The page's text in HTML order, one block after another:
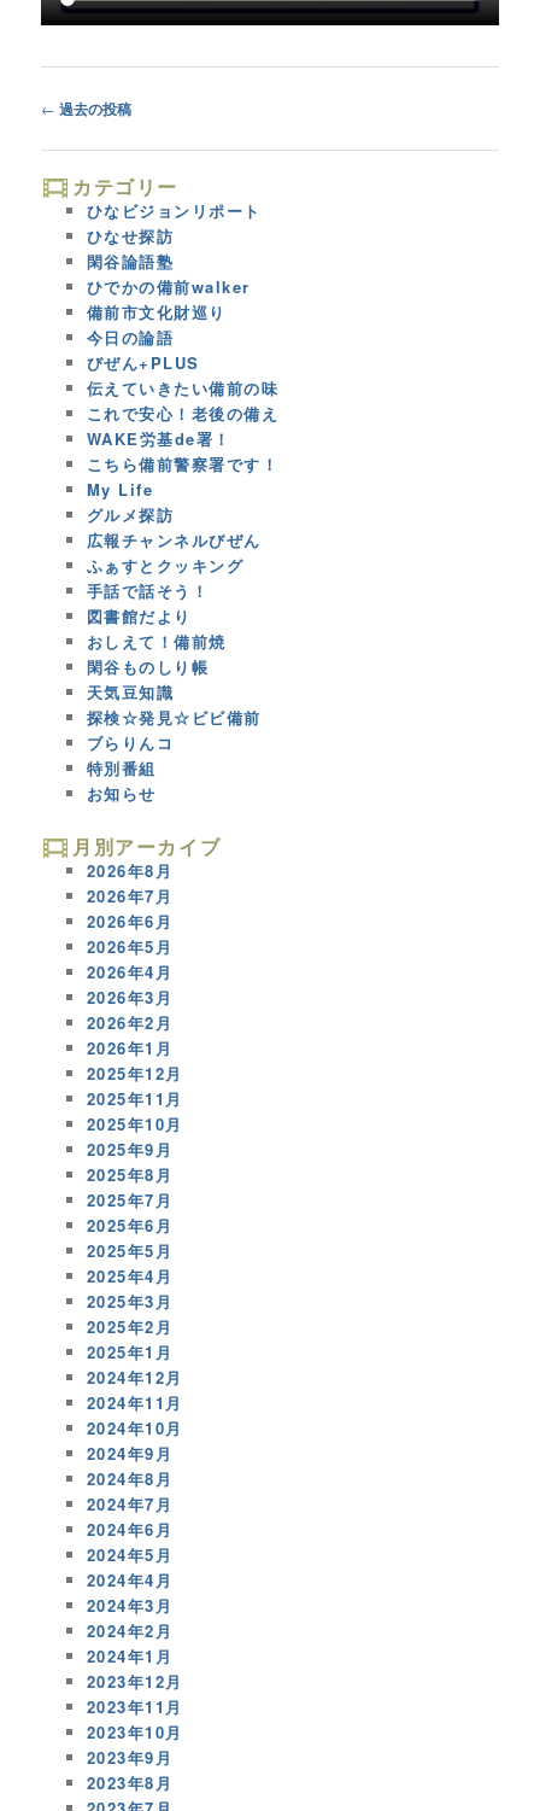
Post
← 過去の投稿
カテゴリー
ひなビジョンリポート
ひなせ探訪
閑谷論語塾
ひでかの備前walker
備前市文化財巡り
今日の論語
びぜん+PLUS
伝えていきたい備前の味
これで安心！老後の備え
WAKE労基de署！
こちら備前警察署です！
My Life
グルメ探訪
広報チャンネルびぜん
ふぁすとクッキング
手話で話そう！
図書館だより
おしえて！備前焼
閑谷ものしり帳
天気豆知識
探検☆発見☆ビビ備前
ブらりんコ
特別番組
お知らせ
月別アーカイブ
2026年8月
2026年7月
2026年6月
2026年5月
2026年4月
2026年3月
2026年2月
2026年1月
2025年12月
2025年11月
2025年10月
2025年9月
2025年8月
2025年7月
2025年6月
2025年5月
2025年4月
2025年3月
2025年2月
2025年1月
2024年12月
2024年11月
2024年10月
2024年9月
2024年8月
2024年7月
2024年6月
2024年5月
2024年4月
2024年3月
2024年2月
2024年1月
2023年12月
2023年11月
2023年10月
2023年9月
2023年8月